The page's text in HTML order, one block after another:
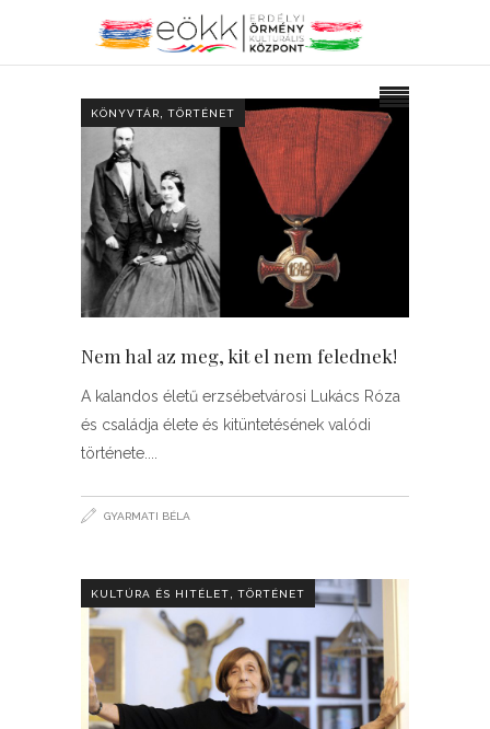
KÖNYVTÁR TÖRTÉNET
Nem hal az meg, kit el nem felednek!
A kalandos életű erzsébetvárosi Lukács Róza
és családja élete és kitüntetésének valódi
története.
GYARMATI BÉLA
KULTÚRA ÉS HITÉLET TÖRTÉNET